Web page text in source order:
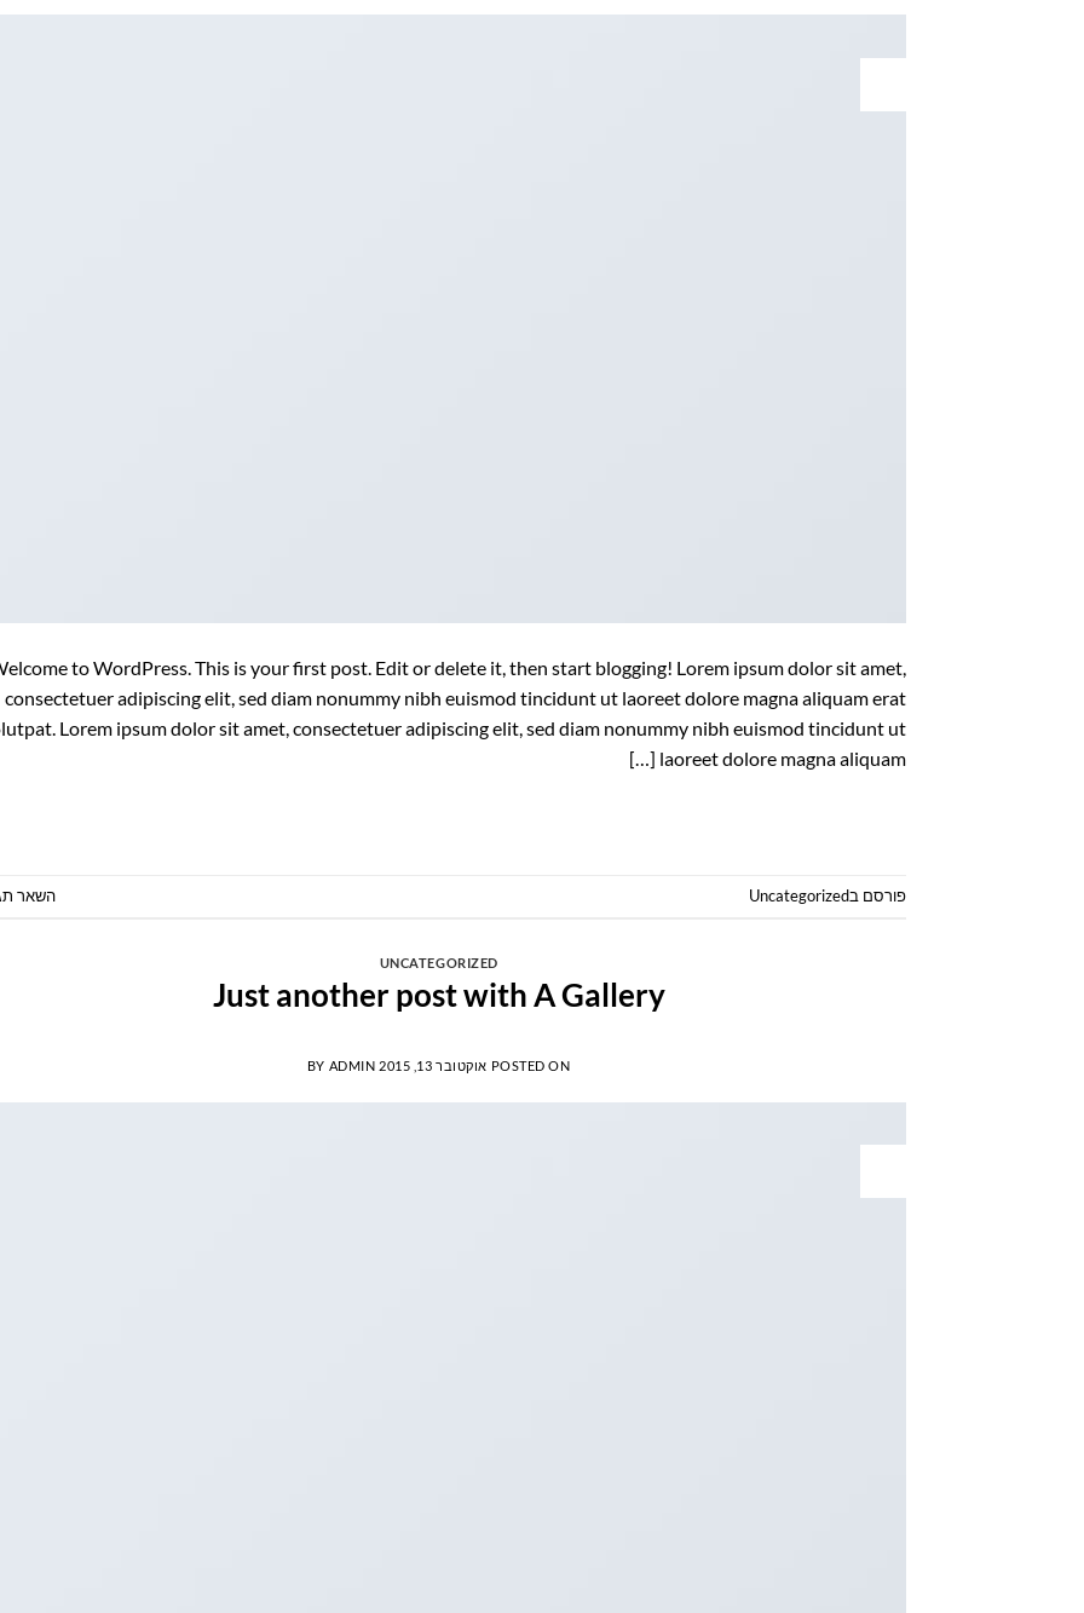
to WordPress. This is your first post. Edit or delete it, then start blogging! Lorem ipsum dolor sit amet,
consectetuer adipiscing elit, sed diam nonummy nibh euismod tincidunt ut laoreet dolore magna aliquam erat
Lorem ipsum dolor sit amet, consectetuer adipiscing elit, sed diam nonummy nibh euismod tincidunt ut
laoreet dolore magna aliquam […]
פורסם בUncategorized השאר
UNCATEGORIZED
Just another post with A Gallery
POSTED ON אוקטובר 13, 2015 BY ADMIN